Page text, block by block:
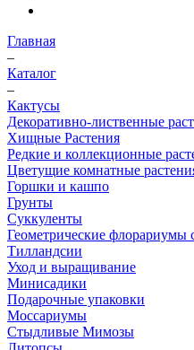
Главная
–
Каталог
–
Кактусы
Декоративно-лиственные
Хищные Растения
Редкие и коллекционные
Цветущие комнатные
Горшки и кашпо
Грунты
Суккуленты
Геометрические флорариумы
Тилландсии
Уход и выращивание
Минисадики
Подарочные упаковки
Моссариумы
Стыдливые Мимозы